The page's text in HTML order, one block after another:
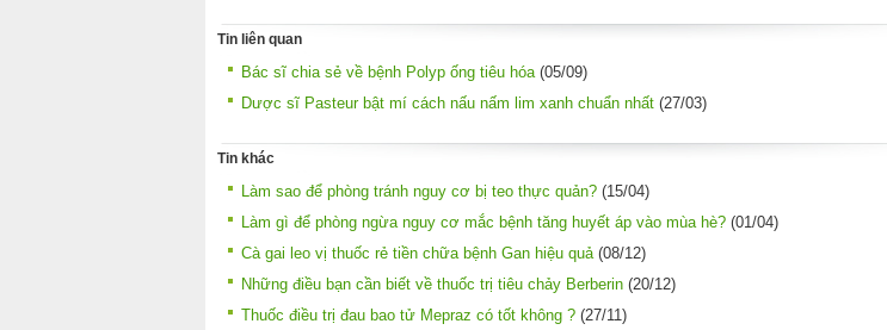
Tin liên quan
Bác sĩ chia sẻ về bệnh Polyp ống tiêu hóa (05/09)
Dược sĩ Pasteur bật mí cách nấu nấm lim xanh chuẩn nhất (27/03)
Tin khác
Làm sao để phòng tránh nguy cơ bị teo thực quản? (15/04)
Làm gì để phòng ngừa nguy cơ mắc bệnh tăng huyết áp vào mùa hè? (01/04)
Cà gai leo vị thuốc rẻ tiền chữa bệnh Gan hiệu quả(08/12)
Những điều bạn cần biết về thuốc trị tiêu chảy Berberin (20/12)
Thuốc điều trị đau bao tử Mepraz có tốt không ? (27/11)